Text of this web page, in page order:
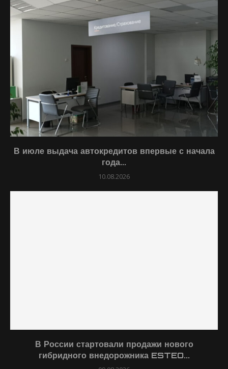
В июле выдача автокредитов впервые с начала
года...
10.08.2026
В России стартовали продажи нового
гибридного внедорожника ESTEO...